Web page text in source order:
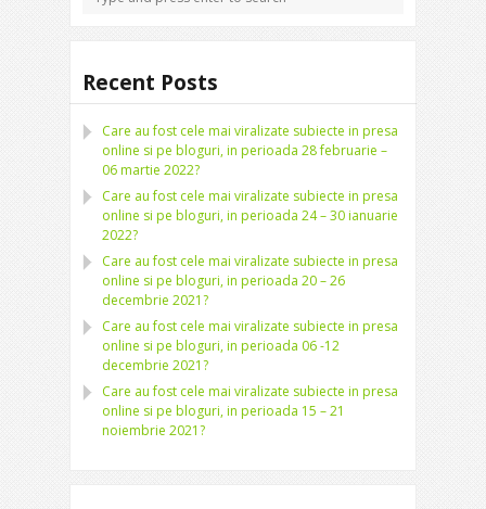
Recent Posts
Care au fost cele mai viralizate subiecte in presa
online si pe bloguri, in perioada 28 februarie –
06 martie 2022?
Care au fost cele mai viralizate subiecte in presa
online si pe bloguri, in perioada 24 – 30 ianuarie
2022?
Care au fost cele mai viralizate subiecte in presa
online si pe bloguri, in perioada 20 – 26
decembrie 2021?
Care au fost cele mai viralizate subiecte in presa
online si pe bloguri, in perioada 06 -12
decembrie 2021?
Care au fost cele mai viralizate subiecte in presa
online si pe bloguri, in perioada 15 – 21
noiembrie 2021?